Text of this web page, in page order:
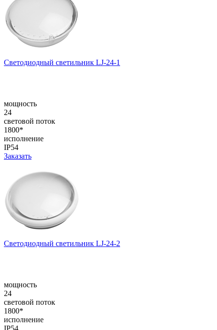
Светодиодный светильник LJ-24-1
мощность
24
световой поток
1800*
исполнение
IP54
Заказать
Светодиодный светильник LJ-24-2
мощность
24
световой поток
1800*
исполнение
IP54